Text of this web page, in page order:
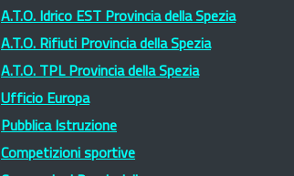
A.T.O. Idrico EST Provincia della Spezia
A.T.O. Rifiuti Provincia della Spezia
A.T.O. TPL Provincia della Spezia
Ufficio Europa
Pubblica Istruzione
Competizioni sportive